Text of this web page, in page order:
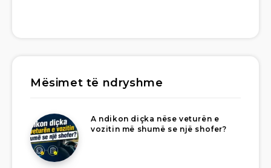
Mësimet të ndryshme
A ndikon diçka nëse veturën e
vozitin më shumë se një shofer?